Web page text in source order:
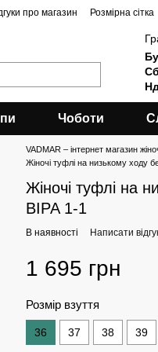
про магазин Розмірна сітка
Чоботи
VADMAR – інтернет магазин
Жіночі туфлі на низькому ходу
Жіночі туфлі на
BIPA 1-1
В наявності Написати
1 695 грн
Розмір взуття
36 37 38 39